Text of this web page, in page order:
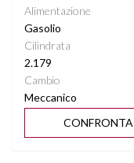
Alimentazione
Gasolio
Cilindrata
2.179
Cambio
Meccanico
CONFRONTA